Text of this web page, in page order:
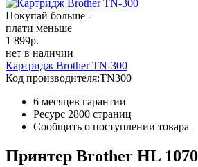
Покупай больше -
плати меньше
1 899р.
нет в наличии
Картридж Brother TN-300
Код производителя:TN300
6 месяцев гарантии
Ресурс 2800 страниц
Сообщить о поступлении товара
Принтер Brother HL 1070